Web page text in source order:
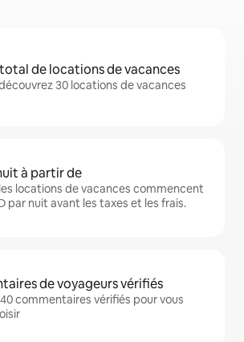
de locations de vacances
30 locations de vacances
à partir de
locations de vacances commencent
par nuit avant les taxes et les frais.
de voyageurs vérifiés
commentaires vérifiés pour vous